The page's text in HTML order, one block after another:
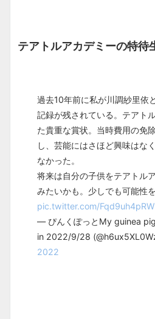
テアトルアカデミーの特待
過去10年前に私が川調紗里依
記録が残されている。テアト
た貴重な賞状。当時費用の免
し、芸能にはさほど興味はな
なかった。
将来は自分の子供をテアトル
みたいかも。少しでも可能性
pic.twitter.com/Fqd9uh4pRW
— ぴんくぽっとMy guinea
in 2022/9/28
2022